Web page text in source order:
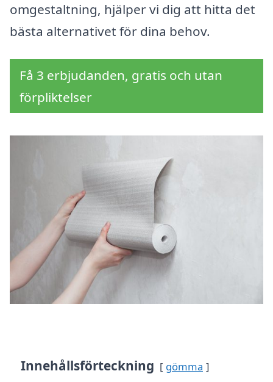
omgestaltning, hjälper vi dig att hitta det
bästa alternativet för dina behov.
Få 3 erbjudanden, gratis och utan
förpliktelser
Innehållsförteckning gömma